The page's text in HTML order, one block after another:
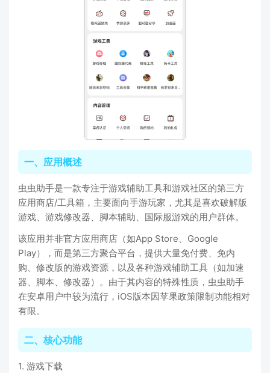
一、应用概述
虫虫助手是一款专注于游戏辅助工具和游戏社区的第三方
应用商店/工具箱，主要面向手游玩家，尤其是喜欢破解版
游戏、游戏修改器、脚本辅助、国际服游戏的用户群体。
该应用并非官方应用商店（如App Store、Google
Play），而是第三方聚合平台，提供大量免付费、免内
购、修改版的游戏资源，以及各种游戏辅助工具（如加速
器、脚本、修改器）。由于其内容的特殊性质，虫虫助手
在安卓用户中较为流行，iOS版本因苹果政策限制功能相对
有限。
二、核心功能
1. 游戏下载